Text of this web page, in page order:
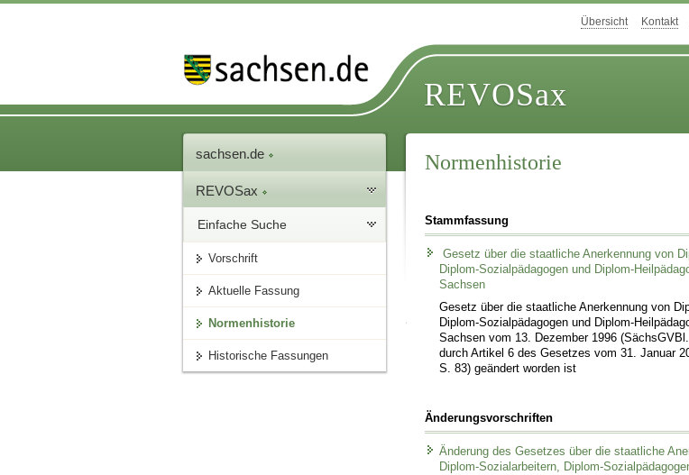
Übersicht Kontakt
REVOSax
sachsen.de
REVOSax
Einfache Suche
Vorschrift
Aktuelle Fassung
Normenhistorie
Historische Fassungen
Normenhistorie
Stammfassung
Gesetz über die staatliche Anerkennung von
Diplom-Sozialpädagogen und Diplom-
Sachsen
Gesetz über die staatliche Anerkennung von
Diplom-Sozialpädagogen und Diplom-
Sachsen vom 13. Dezember 1996
durch Artikel 6 des Gesetzes vom 31. Januar
S. 83) geändert worden ist
Änderungsvorschriften
Änderung des Gesetzes über die staatliche
Diplom-Sozialarbeitern, Diplom-